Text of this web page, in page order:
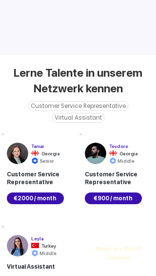
Lerne Talente in unserem
Netzwerk kennen
Customer Service Representative
Virtual Assistant
Tamar
Georgia
Senior
Customer Service
Representative
€2000 / month
Leyla
Turkey
Middle
Virtual Assistant
Tevdore
Georgia
Middle
Customer Service
Representative
€900 / month
Mehr als 4000
Talente